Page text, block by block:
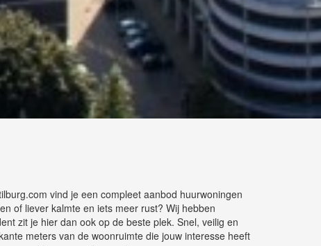
vind je een compleet aanbod huurwoningen
of liever kalmte en iets meer rust? Wij hebben
zit je hier dan ook op de beste plek. Snel, veilig en
meters van de woonruimte die jouw interesse heeft